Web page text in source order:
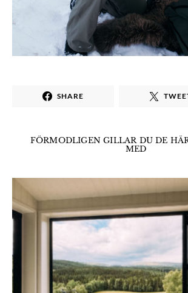
SHARE
FÖRMODLIGEN GILLAR DU DE
MED